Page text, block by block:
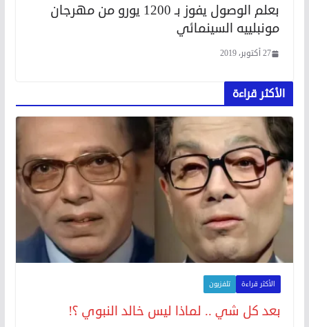
بعلم الوصول يفوز بـ 1200 يورو من مهرجان
مونبلييه السينمائي
27 أكتوبر، 2019
الأكثر قراءة
الأكثر قراءة تلفزيون
بعد كل شي .. لماذا ليس خالد النبوي ؟!